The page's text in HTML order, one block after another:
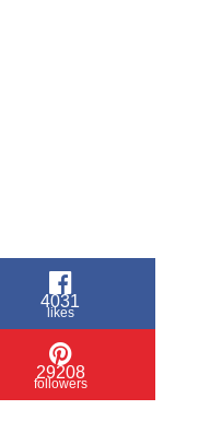
4031
likes
29208
followers